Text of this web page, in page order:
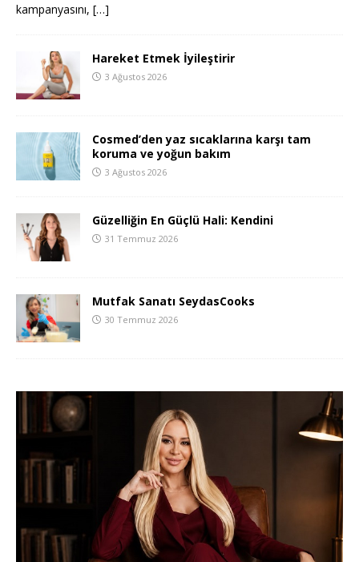
kampanyasını, […]
Hareket Etmek İyileştirir
3 Ağustos 2026
Cosmed’den yaz sıcaklarına karşı tam
koruma ve yoğun bakım
3 Ağustos 2026
Güzelliğin En Güçlü Hali: Kendini
31 Temmuz 2026
Mutfak Sanatı SeydasCooks
30 Temmuz 2026